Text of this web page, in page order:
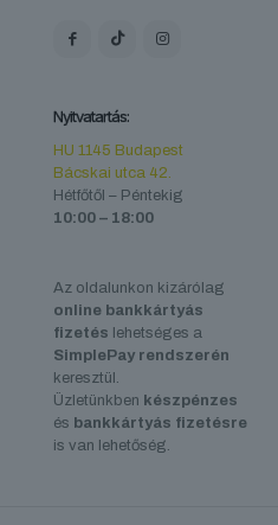
Nyitvatartás:
HU 1145 Budapest
Bácskai utca 42.
Hétfőtől – Péntekig
10:00 – 18:00
Az oldalunkon kizárólag
online bankkártyás
fizetés lehetséges a
SimplePay rendszerén
keresztül.
Üzletünkben készpénzes
és bankkártyás fizetésre
is van lehetőség.